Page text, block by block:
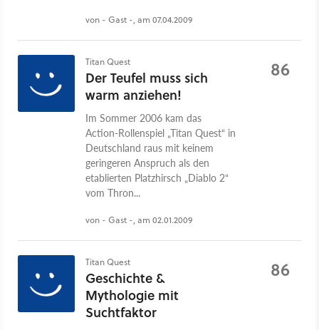
von - Gast -, am 07.04.2009
Titan Quest
Der Teufel muss sich
warm anziehen!
Im Sommer 2006 kam das
Action-Rollenspiel „Titan Quest“ in
Deutschland raus mit keinem
geringeren Anspruch als den
etablierten Platzhirsch „Diablo 2“
vom Thron...
von - Gast -, am 02.01.2009
86
Titan Quest
Geschichte &
Mythologie mit
Suchtfaktor
86